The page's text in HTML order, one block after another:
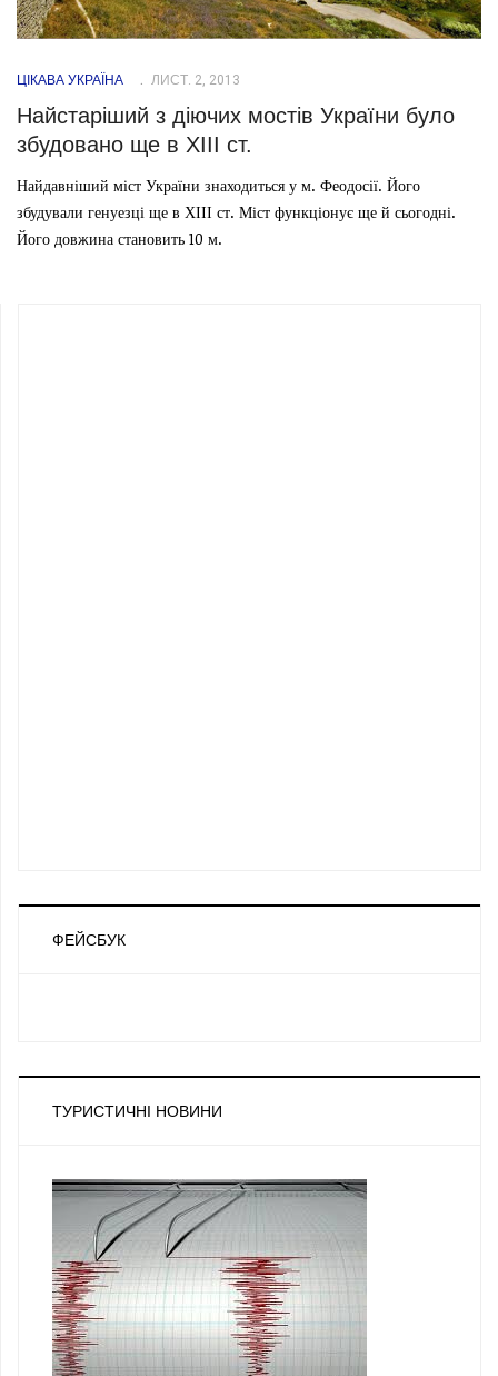
ЦІКАВА УКРАЇНА ЛИСТ. 2, 2013
Найстаріший з діючих мостів України було
збудовано ще в ХІІІ ст.
Найдавніший міст України знаходиться у м. Феодосії. Його
збудували генуезці ще в ХІІІ ст. Міст функціонує ще й сьогодні.
Його довжина становить 10 м.
ФЕЙСБУК
ТУРИСТИЧНІ НОВИНИ